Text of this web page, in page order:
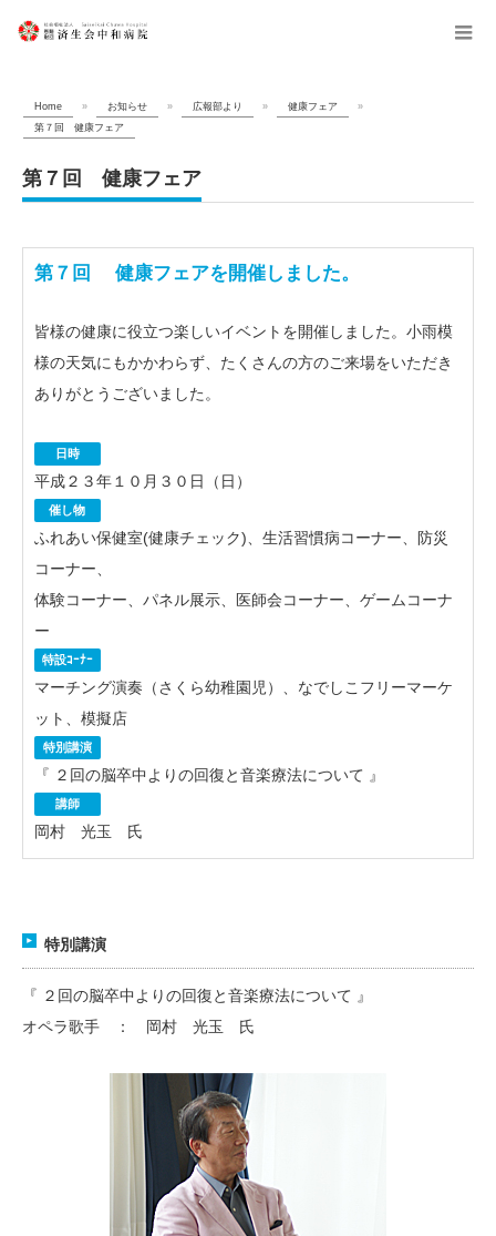
menu
Home » お知らせ » 広報部より » 健康フェア
»
第７回 健康フェア
第７回 健康フェア
第７回 健康フェアを開催しました。
皆様の健康に役立つ楽しいイベントを開催しました。小雨模
様の天気にもかかわらず、たくさんの方のご来場をいただき
ありがとうございました。
日時
平成２３年１０月３０日（日）
催し物
ふれあい保健室(健康チェック)、生活習慣病コーナー、防災
コーナー、
体験コーナー、パネル展示、医師会コーナー、ゲームコーナ
ー
特設ｺｰﾅｰ
マーチング演奏（さくら幼稚園児）、なでしこフリーマーケ
ット、模擬店
特別講演
『 ２回の脳卒中よりの回復と音楽療法について 』
講師
岡村 光玉 氏
特別講演
『 ２回の脳卒中よりの回復と音楽療法について 』
オペラ歌手 ： 岡村 光玉 氏